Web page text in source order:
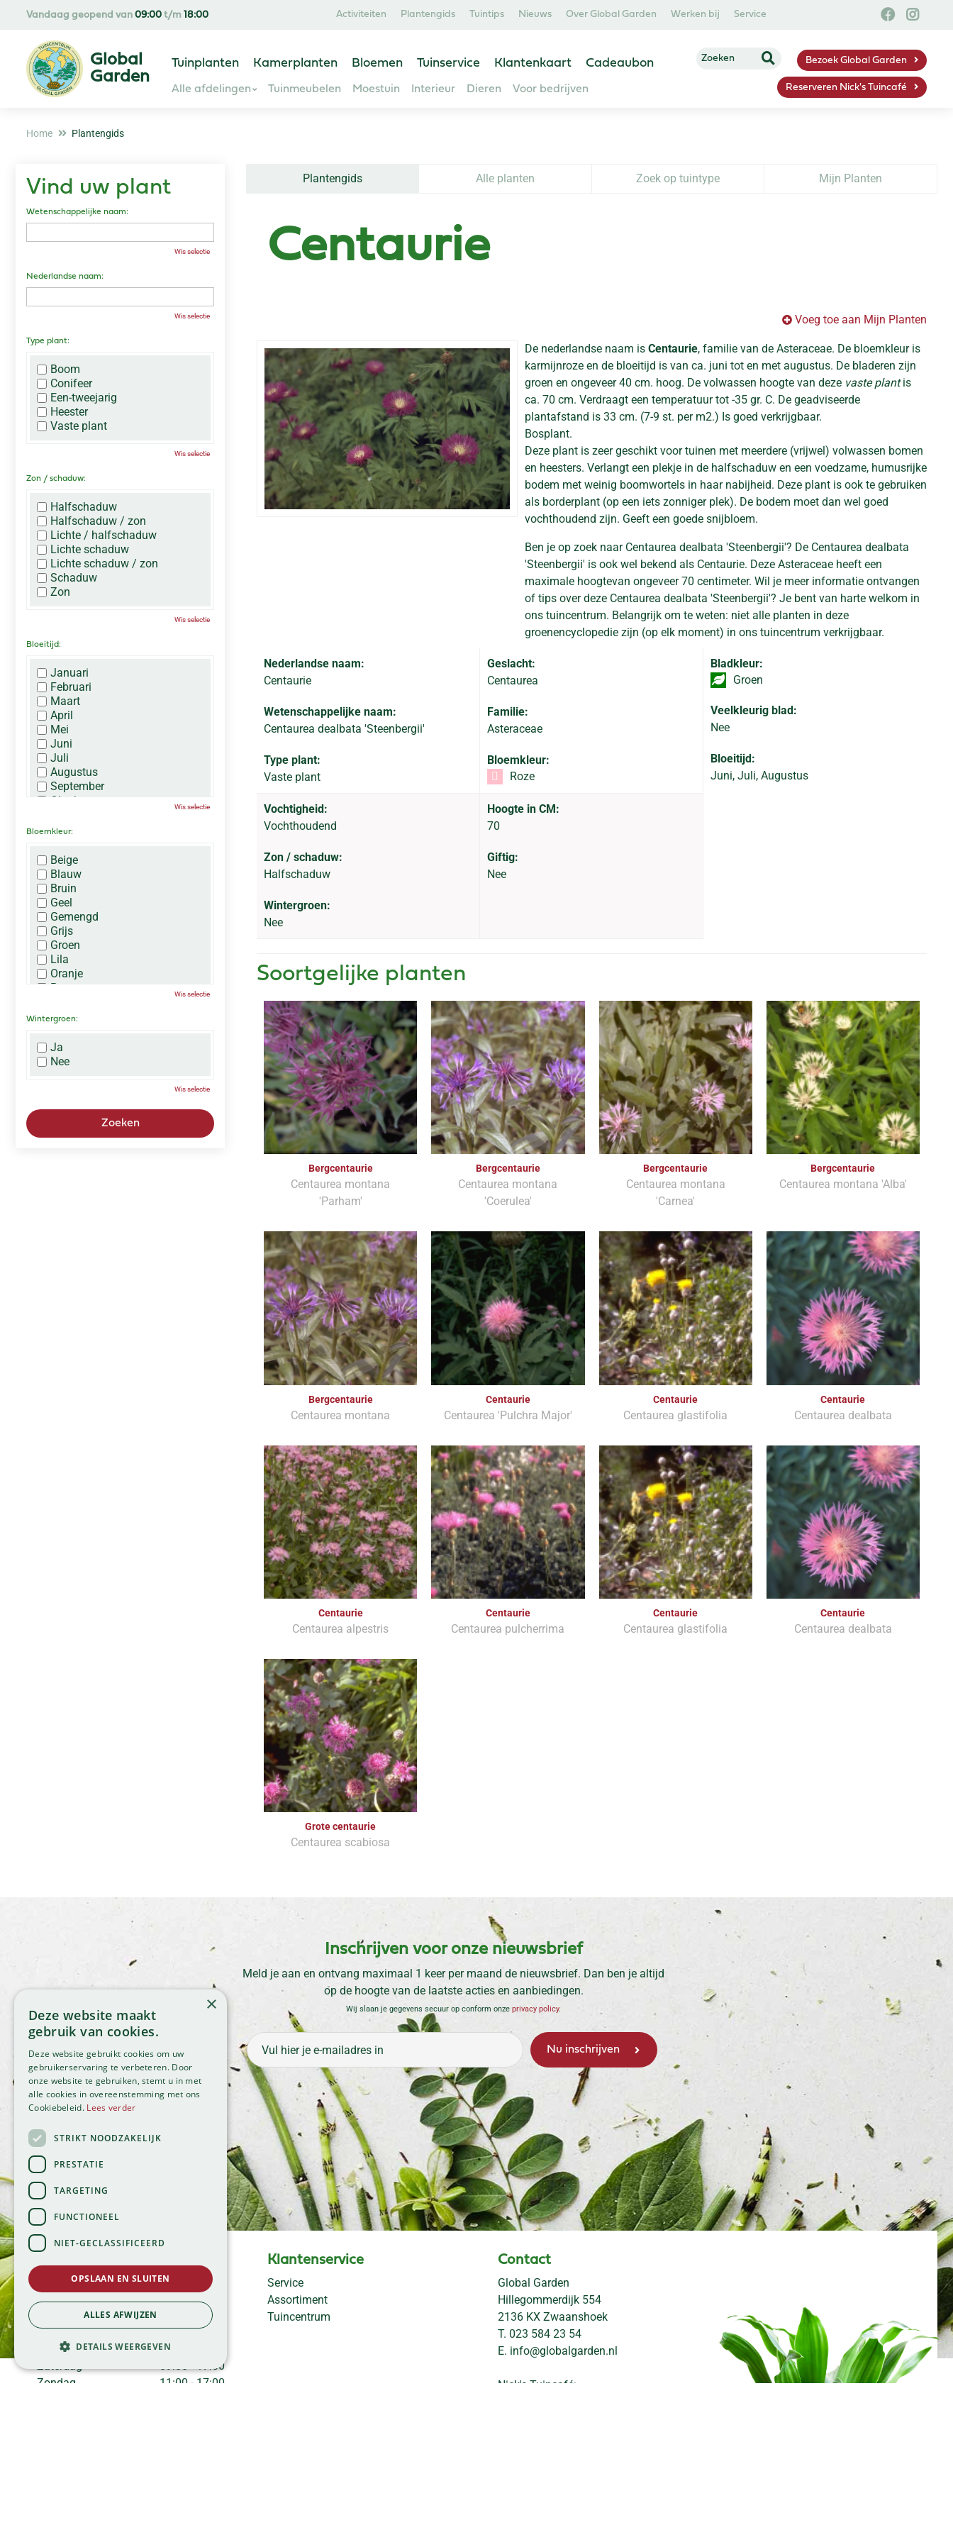
Home Plantengids
Vandaag geopend van 09:00 t/m 18:00 Activiteiten Plantengids Tuintips Nieuws Over Global Garden Werken bij Service
Tuinplanten Kamerplanten Bloemen Tuinservice Klantenkaart Cadeaubon
Alle afdelingen Tuinmeubelen Moestuin Interieur Dieren Voor bedrijven
Bezoek Global Garden
Reserveren Nick's Tuincafé
Plantengids Alle planten Zoek op tuintype Mijn Planten
Centaurie
Voeg toe aan Mijn Planten
De nederlandse naam is Centaurie, familie van de Asteraceae. De bloemkleur is
karmijnroze en de bloeitijd is van ca. juni tot en met augustus. De bladeren zijn
groen en ongeveer 40 cm. hoog. De volwassen hoogte van deze vaste plantis
ca. 70 cm. Verdraagt een temperatuur tot -35 gr. C. De geadviseerde
plantafstand is 33 cm. (7-9 st. per m2.) Is goed verkrijgbaar.
Bosplant.
Deze plant is zeer geschikt voor tuinen met meerdere (vrijwel) volwassen bomen
en heesters. Verlangt een plekje in de halfschaduw en een voedzame, humusrijke
bodem met weinig boomwortels in haar nabijheid. Deze plant is ook te gebruiken
als borderplant (op een iets zonniger plek). De bodem moet dan wel goed
vochthoudend zijn. Geeft een goede snijbloem.
Ben je op zoek naar Centaurea dealbata 'Steenbergii'? De Centaurea dealbata
'Steenbergii' is ook wel bekend als Centaurie. Deze Asteraceae heeft een
maximale hoogtevan ongeveer 70 centimeter. Wil je meer informatie ontvangen
of tips over deze Centaurea dealbata 'Steenbergii'? Je bent van harte welkom in
ons tuincentrum. Belangrijk om te weten: niet alle planten in deze
groenencyclopedie zijn (op elk moment) in ons tuincentrum verkrijgbaar.
Nederlandse naam:
Centaurie
Wetenschappelijke naam:
Centaurea dealbata 'Steenbergii'
Type plant:
Vaste plant
Geslacht:
Centaurea
Familie:
Asteraceae
Bloemkleur:
Roze
Bladkleur:
Groen
Veelkleurig blad:
Nee
Bloeitijd:
Juni, Juli, Augustus
Vochtigheid:
Vochthoudend
Zon / schaduw:
Halfschaduw
Wintergroen:
Nee
Hoogte in CM:
70
Giftig:
Nee
Soortgelijke planten
Bergcentaurie
Centaurea montana
'Parham'
Bergcentaurie
Centaurea montana
'Coerulea'
Bergcentaurie
Centaurea montana
'Carnea'
Bergcentaurie
Centaurea montana 'Alba'
Bergcentaurie
Centaurea montana
Centaurie
Centaurea 'Pulchra Major'
Centaurie
Centaurea glastifolia
Centaurie
Centaurea dealbata
Centaurie
Centaurea alpestris
Centaurie
Centaurea pulcherrima
Centaurie
Centaurea glastifolia
Centaurie
Centaurea dealbata
Grote centaurie
Centaurea scabiosa
Inschrijven voor onze nieuwsbrief
Meld je aan en ontvang maximaal 1 keer per maand de nieuwsbrief. Dan ben je altijd
op de hoogte van de laatste acties en aanbiedingen.
Wij slaan je gegevens secuur op conform onze privacy policy.
Vind uw plant
Wetenschappelijke naam:
Wis selectie
Nederlandse naam:
Wis selectie
Type plant:
Boom
Conifeer
Een-tweejarig
Heester
Vaste plant
Wis selectie
Zon / schaduw:
Halfschaduw
Halfschaduw / zon
Lichte / halfschaduw
Lichte schaduw
Lichte schaduw / zon
Schaduw
Zon
Wis selectie
Bloeitijd:
Januari
Februari
Maart
April
Mei
Juni
Juli
Augustus
September
Oktober
December
Wis selectie
Bloemkleur:
Beige
Blauw
Bruin
Geel
Gemengd
Grijs
Groen
Lila
Oranje
Paars
Roze
Zwart
Wis selectie
Wintergroen:
Ja
Nee
Wis selectie
Maandag
09:00 - 18:00
Woensdag
09:00 - 18:00
Donderdag
09:00 - 18:00
Vrijdag
09:00 - 18:00
09:00 - 17:00
Zondag
11:00 - 17:00
Klantenservice
Service
Assortiment
Tuincentrum
Contact
Global Garden
Hillegommerdijk 554
2136 KX Zwaanshoek
T. 023 584 23 54
E. info@globalgarden.nl
Nick's Tuincafé:
×
Deze website maakt
gebruik van cookies.
Deze website gebruikt cookies om uw
gebruikerservaring te verbeteren. Door
onze website te gebruiken, stemt u in met
alle cookies in overeenstemming met ons
Cookiebeleid. Lees verder
STRIKT NOODZAKELIJK
PRESTATIE
TARGETING
FUNCTIONEEL
NIET-GECLASSIFICEERD
OPSLAAN EN SLUITEN
ALLES AFWIJZEN
DETAILS WEERGEVEN